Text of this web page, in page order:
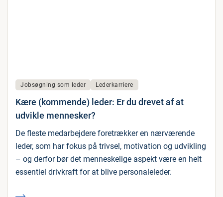
Jobsøgning som leder Lederkarriere
Kære (kommende) leder: Er du drevet af at
udvikle mennesker?
De fleste medarbejdere foretrækker en nærværende
leder, som har fokus på trivsel, motivation og udvikling
– og derfor bør det menneskelige aspekt være en helt
essentiel drivkraft for at blive personaleleder.